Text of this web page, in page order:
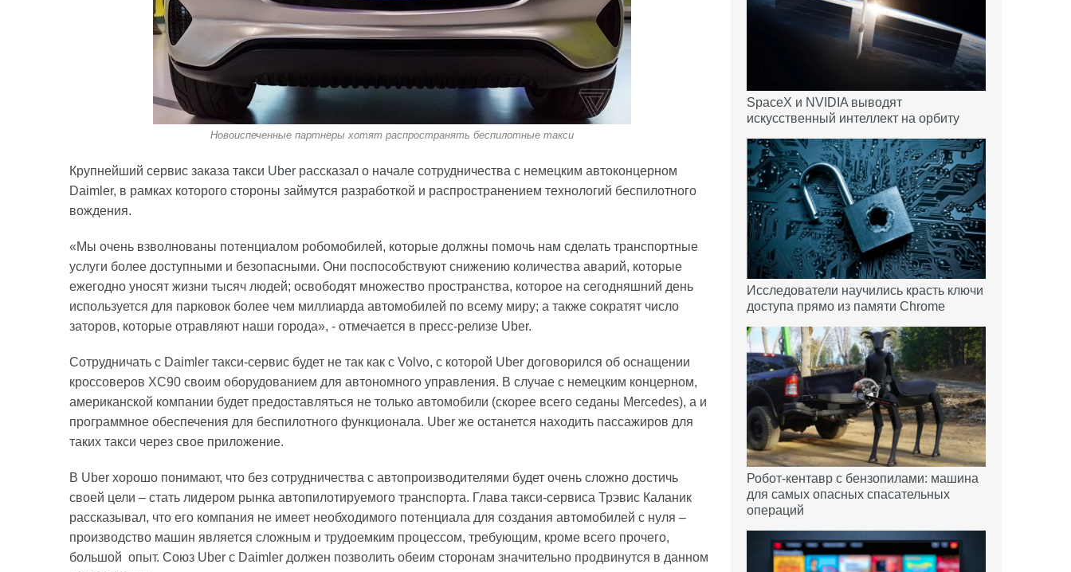
Новоиспеченные партнеры хотят распространять беспилотные такси
Крупнейший сервис заказа такси Uber рассказал о начале сотрудничества с немецким автоконцерном
Daimler, в рамках которого стороны займутся разработкой и распространением технологий беспилотного
вождения.
«Мы очень взволнованы потенциалом робомобилей, которые должны помочь нам сделать транспортные
услуги более доступными и безопасными. Они поспособствуют снижению количества аварий, которые
ежегодно уносят жизни тысяч людей; освободят множество пространства, которое на сегодняшний день
используется для парковок более чем миллиарда автомобилей по всему миру; а также сократят число
заторов, которые отравляют наши города», - отмечается в пресс-релизе Uber.
Сотрудничать с Daimler такси-сервис будет не так как c Volvo, с которой Uber договорился об оснащении
кроссоверов XC90 своим оборудованием для автономного управления. В случае с немецким концерном,
американской компании будет предоставляться не только автомобили (скорее всего седаны Mercedes), а и
программное обеспечения для беспилотного функционала. Uber же останется находить пассажиров для
таких такси через свое приложение.
В Uber хорошо понимают, что без сотрудничества с автопроизводителями будет очень сложно достичь
своей цели – стать лидером рынка автопилотируемого транспорта. Глава такси-сервиса Трэвис Каланик
рассказывал, что его компания не имеет необходимого потенциала для создания автомобилей с нуля –
производство машин является сложным и трудоемким процессом, требующим, кроме всего прочего,
большой опыт. Союз Uber с Daimler должен позволить обеим сторонам значительно продвинутся в данном
SpaceX и NVIDIA выводят
искусственный интеллект на орбиту
Исследователи научились красть ключи
доступа прямо из памяти Chrome
Робот-кентавр с бензопилами: машина
для самых опасных спасательных
операций